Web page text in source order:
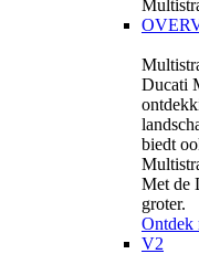
Ducati
biedt
Met de
groter.
Ontdek
V2